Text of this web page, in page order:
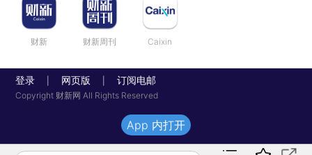
财新 财新周刊 Caixin
登录 网页版 订阅电邮
Copyright 财新网 All Rights Reserved
App 内打开